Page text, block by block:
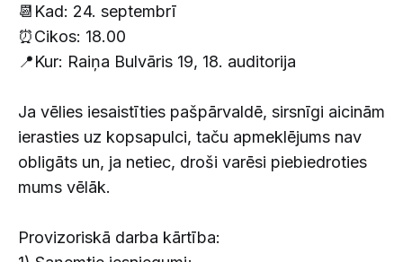
📆Kad: 24. septembrī
⏰Cikos: 18.00
📍Kur: Raiņa Bulvāris 19, 18. auditorija
Ja vēlies iesaistīties pašpārvaldē, sirsnīgi aicinām
ierasties uz kopsapulci, taču apmeklējums nav
obligāts un, ja netiec, droši varēsi piebiedroties
mums vēlāk.
Provizoriskā darba kārtība: